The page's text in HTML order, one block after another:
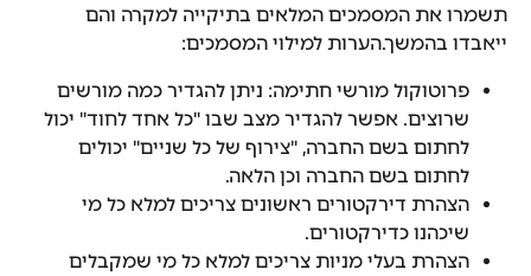
תשמרו את המסמכים המלאים בתיקייה למקרה והם
ייאבדו בהמשך.הערות למילוי המסמכים:
פרוטוקול מורשי חתימה: ניתן להגדיר כמה מורשים
שרוצים. אפשר להגדיר מצב שבו "כל אחד לחוד" יכול
לחתום בשם החברה, "צירוף של כל שניים" יכולים
לחתום בשם החברה וכן הלאה.
הצהרת דירקטורים ראשונים צריכים למלא כל מי
שיכהנו כדירקטורים.
הצהרת בעלי מניות צריכים למלא כל מי שמקבלים